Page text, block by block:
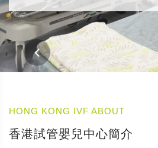
HONG KONG IVF ABOUT
香港試管嬰兒中心簡介